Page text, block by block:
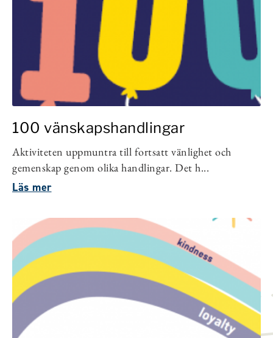
100 vänskapshandlingar
Aktiviteten uppmuntra till fortsatt vänlighet och
gemenskap genom olika handlingar. Det h...
Läs mer